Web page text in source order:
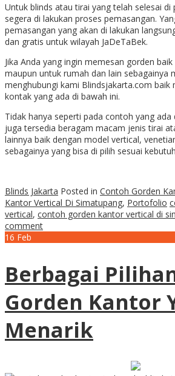
Untuk blinds atau tirai yang telah selesai di
segera di lakukan proses pemasangan.
pemasangan yang akan di lakukan
dan gratis untuk wilayah JaDeTaBek.
Jika Anda yang ingin memesan gorden
maupun untuk rumah dan lain sebagainya
menghubungi kami Blindsjakarta.com baik
kontak yang ada di bawah ini.
Tidak hanya seperti pada contoh yang
juga tersedia beragam macam jenis tirai
lainnya baik dengan model vertical,
sebagainya yang bisa di pilih sesuai
Blinds Jakarta Posted in Contoh Gorden
Kantor Vertical Di Simatupang, Portofolio
vertical, contoh gorden kantor vertical di
comment
16 Feb
Berbagai
Gorden Kantor
Menarik